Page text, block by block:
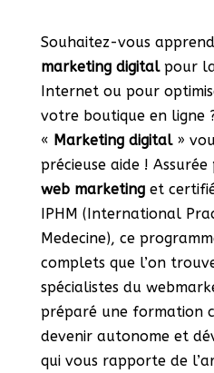
Souhaitez-vous
marketing digitalpour
Internet ou pour
votre boutique en ligne
« Marketing digital»
précieuse aide !
web marketinget
IPHM (International
Medecine), ce
complets que l’on
spécialistes du
préparé une formation
devenir autonome et
qui vous rapporte de